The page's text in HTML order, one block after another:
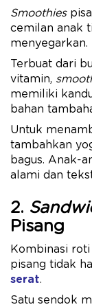
Smoothies
cemilan anak
menyegarkan.
Terbuat dari
vitamin,
memiliki
bahan
Untuk
tambahkan
bagus. Anak-
alami dan
2.
Pisang
Kombinasi roti
pisang tidak
serat.
Satu sendok